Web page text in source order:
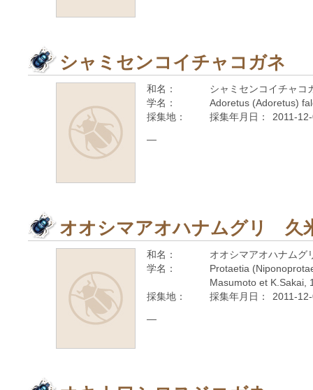
シャミセンコイチャコガネ
和名：
シャミセンコイチャコ
学名：
Adoretus (Adoretus)
採集地：
採集年月日： 2011-
—
オオシマアオハナムグリ 久
和名：
オオシマアオハナム
学名：
Protaetia
Masumoto et K.Sakai,
採集地：
採集年月日： 2011-
—